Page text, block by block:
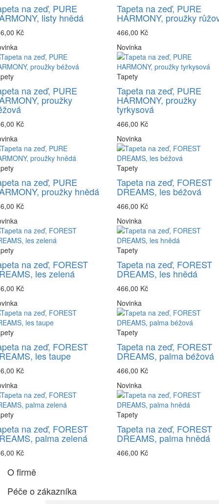
na zeď, PURE
listy hnědá
Kč
Tapeta na zeď, PURE
HARMONY, proužky
466,00 Kč
na zeď, PURE
proužky
Kč
Novinka
Tapety
Tapeta na zeď, PURE
HARMONY, proužky
tyrkysová
466,00 Kč
na zeď, PURE
proužky hnědá
Kč
Novinka
Tapety
Tapeta na zeď, FOREST
DREAMS, les béžová
466,00 Kč
na zeď, FOREST
les zelená
Kč
Novinka
Tapety
Tapeta na zeď, FOREST
DREAMS, les hnědá
466,00 Kč
na zeď, FOREST
les taupe
Kč
Novinka
Tapety
Tapeta na zeď, FOREST
DREAMS, palma béžová
466,00 Kč
na zeď, FOREST
palma zelená
Kč
Novinka
Tapety
Tapeta na zeď, FOREST
DREAMS, palma hnědá
466,00 Kč
O firmě
Péče o zákazníka